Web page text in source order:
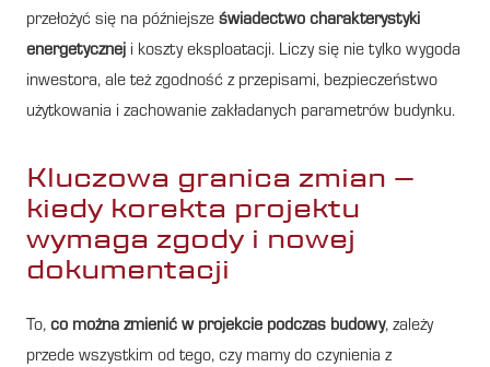
przełożyć się na późniejsze świadectwo charakterystyki
energetycznej i koszty eksploatacji. Liczy się nie tylko wygoda
inwestora, ale też zgodność z przepisami, bezpieczeństwo
użytkowania i zachowanie zakładanych parametrów budynku.
Kluczowa granica zmian –
kiedy korekta projektu
wymaga zgody i nowej
dokumentacji
To, co można zmienić w projekcie podczas budowy, zależy
przede wszystkim od tego, czy mamy do czynienia z